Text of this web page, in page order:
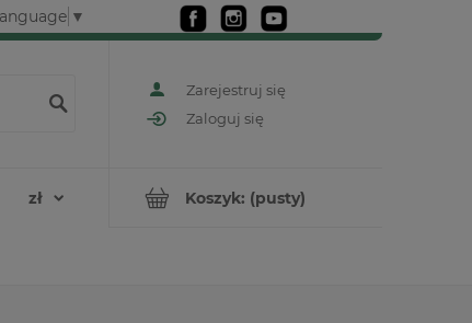
▼
Zarejestruj się
Zaloguj się
Koszyk: (pusty)